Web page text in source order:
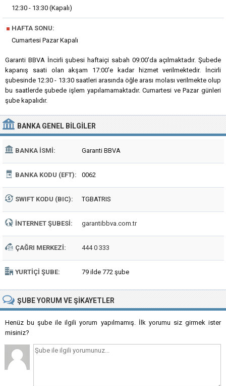
12:30 - 13:30 (Kapalı)
■ HAFTA SONU:
Cumartesi Pazar Kapalı
Garanti BBVA İncirli şubesi haftaiçi sabah 09:00'da açılmaktadır. Şubede
kapanış saati olan akşam 17:00'e kadar hizmet verilmektedir. İncirli
şubesinde 12:30 - 13:30 saatleri arasında öğle arası molası verilmekte olup
bu saatlerde şubede işlem yapılamamaktadır. Cumartesi ve Pazar günleri
şube kapalıdır.
BANKA GENEL BILGILER
BANKA İSMI: Garanti BBVA
BANKA KODU (EFT): 0062
SWIFT KODU (BIC): TGBATRIS
İNTERNET ŞUBESI: garantibbva.com.tr
ÇAĞRI MERKEZI: 444 0 333
YURTIÇI ŞUBE: 79 ilde 772 şube
ŞUBEYORUM VE ŞIKAYETLER
Henüz bu şube ile ilgili yorum yapılmamış. İlk yorumu siz girmek ister
misiniz?